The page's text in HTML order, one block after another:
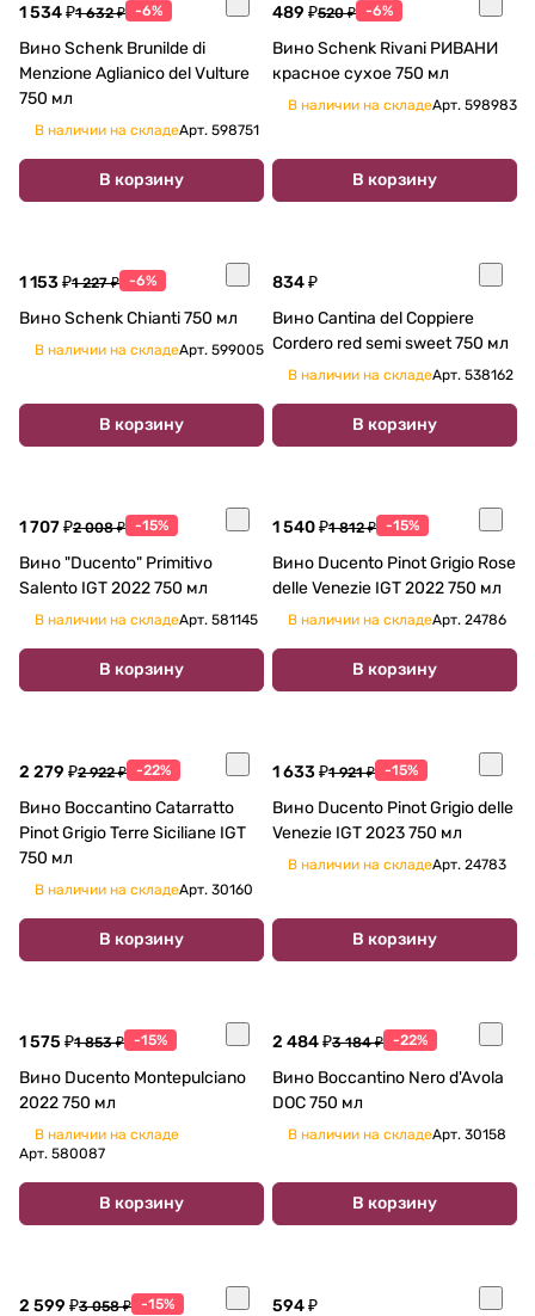
1 534 ₽1 632 ₽ -6%
Вино Schenk Brunilde di
Menzione Aglianico del Vulture
750 мл
В наличии на складеАрт. 598751
В корзину
489 ₽520 ₽ -6%
Вино Schenk Rivani РИВАНИ
красное сухое 750 мл
В наличии на складеАрт. 598983
В корзину
1 153 ₽1 227 ₽ -6%
Вино Schenk Chianti 750 мл
В наличии на складеАрт. 599005
В корзину
834 ₽
Вино Cantina del Coppiere
Cordero red semi sweet 750 мл
В наличии на складеАрт. 538162
В корзину
1 707 ₽2 008 ₽ -15%
Вино "Ducento" Primitivo
Salento IGT 2022 750 мл
В наличии на складеАрт. 581145
В корзину
1 540 ₽1 812 ₽ -15%
Вино Ducento Pinot Grigio Rose
delle Venezie IGT 2022 750 мл
В наличии на складеАрт. 24786
В корзину
2 279 ₽2 922 ₽ -22%
Вино Boccantino Catarratto
Pinot Grigio Terre Siciliane IGT
750 мл
В наличии на складеАрт. 30160
В корзину
1 633 ₽1 921 ₽ -15%
Вино Ducento Pinot Grigio delle
Venezie IGT 2023 750 мл
В наличии на складеАрт. 24783
В корзину
1 575 ₽1 853 ₽ -15%
Вино Ducento Montepulciano
2022 750 мл
В наличии на складе
Арт. 580087
В корзину
2 484 ₽3 184 ₽ -22%
Вино Boccantino Nero d'Avola
DOC 750 мл
В наличии на складеАрт. 30158
В корзину
2 599 ₽3 058 ₽ -15% 594 ₽